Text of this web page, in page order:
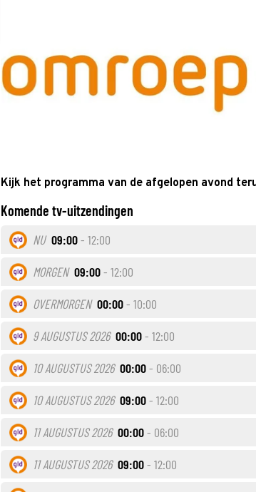
Kijk het programma van de afgelopen avond
Komende tv-uitzendingen
NU 09:00- 12:00
MORGEN 09:00- 12:00
OVERMORGEN 00:00- 10:00
9 AUGUSTUS 2026 00:00- 12:00
10 AUGUSTUS 2026 00:00- 06:00
10 AUGUSTUS 2026 09:00- 12:00
11 AUGUSTUS 2026 00:00- 06:00
11 AUGUSTUS 2026 09:00- 12:00